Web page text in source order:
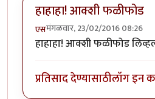
हाहाहा! आक्शी फळीफोड
एसमंगळवार, 23/02/2016 08:26
हाहाहा! आक्शी फळीफोड
प्रतिसाद देण्यासाठीलॉग इन